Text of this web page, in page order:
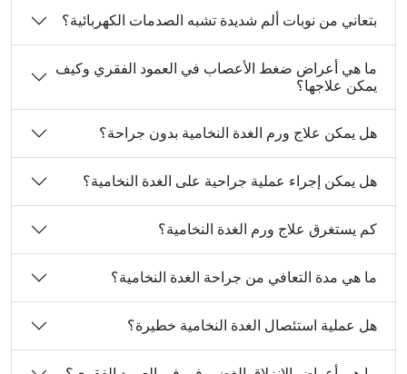
بتعاني من نوبات ألم شديدة تشبه الصدمات الكهربائية؟
ما هي أعراض ضغط الأعصاب في العمود الفقري وكيف
يمكن علاجها؟
هل يمكن علاج ورم الغدة النخامية بدون جراحة؟
هل يمكن إجراء عملية جراحية على الغدة النخامية؟
كم يستغرق علاج ورم الغدة النخامية؟
ما هي مدة التعافي من جراحة الغدة النخامية؟
هل عملية استئصال الغدة النخامية خطيرة؟